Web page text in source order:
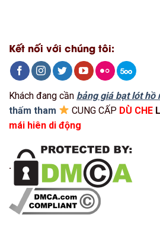
Kết nối với chúng tôi:
Khách đang cần bảng giá bạt lót hồ
thấm tham
CUNG CẤP DÙ CHE
mái hiên di động
.